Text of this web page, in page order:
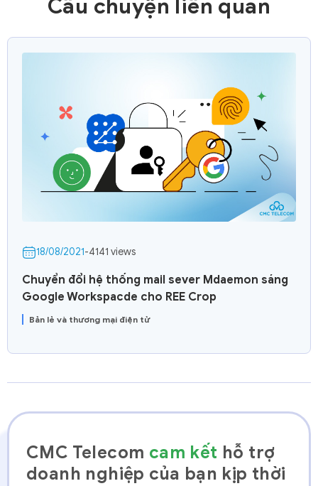
Câu chuyện liên quan
18/08/2021-4141 views
Chuyển đổi hệ thống mail sever Mdaemon sáng
Google Workspacde cho REE Crop
Bản lẻ và thương mại điện tử
CMC Telecom cam kết hỗ trợ
doanh nghiệp của bạn kịp thời